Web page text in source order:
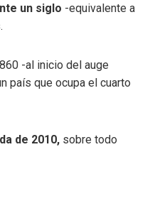
un siglo -equivalente a
-al inicio del auge
país que ocupa el cuarto
de 2010, sobre todo